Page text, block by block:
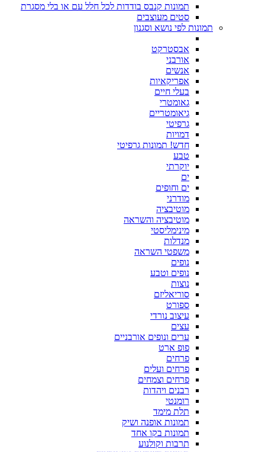
תמונות קנבס בודדות לכל חלל עם או בלי מסגרת
סטים מעוצבים
תמונות לפי נושא וסגנון
אבסטרקט
אורבני
אנשים
אפריקאיות
בעלי חיים
גאומטרי
גיאומטריים
גרפיטי
דמויות
חדש! תמונות גרפיטי
טבע
יוקרתי
ים
ים וחופים
מודרני
מוטיבציה
מוטיבציה והשראה
מינימליסטי
מנדלות
משפטי השראה
נופים
נופים וטבע
נוצות
סוריאליזם
ספורט
עיצוב נורדי
עצים
ערים ונופים אורבניים
פופ ארט
פרחים
פרחים ועלים
פרחים וצמחים
רבנים ויהדות
רומנטי
תלת מימד
תמונות אופנה ושיק
תמונות בקו אחד
תרבות וקולנוע